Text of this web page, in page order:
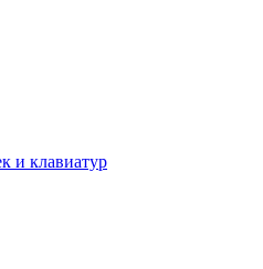
и клавиатур